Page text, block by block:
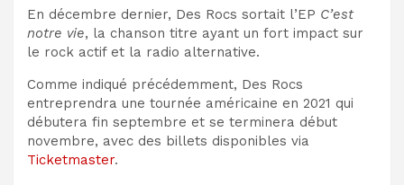
En décembre dernier, Des Rocs sortait l’EP C’est
notre vie, la chanson titre ayant un fort impact sur
le rock actif et la radio alternative.
Comme indiqué précédemment, Des Rocs
entreprendra une tournée américaine en 2021 qui
débutera fin septembre et se terminera début
novembre, avec des billets disponibles via
Ticketmaster.